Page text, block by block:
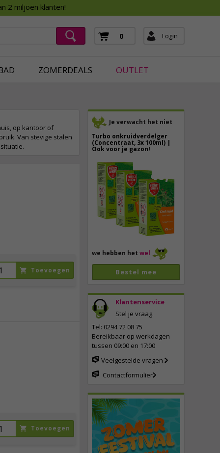
2 miljoen klanten!
0 Login
ZOMERDEALS OUTLET
Je verwacht het niet
Turbo onkruidverdelger
(Concentraat, 3x 100ml) |
Ook voor je gazon!
40,
we hebben het wel
Bestel mee
Klantenservice
Stel je vraag.
Tel: 0294 72 08 75
Bereikbaar op werkdagen
tussen 09:00 en 17:00
Veelgestelde vragen
Contactformulier
op kantoor of
Van stevige stalen
Toevoegen
Toevoegen